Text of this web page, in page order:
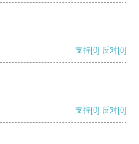
支持[0] 反对[0]
支持[0] 反对[0]